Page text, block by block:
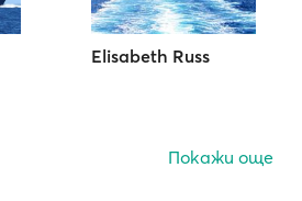
Elisabeth Russ
Покажи още